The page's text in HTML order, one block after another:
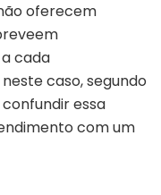
oferecem
cada
caso, segundo
essa
com um